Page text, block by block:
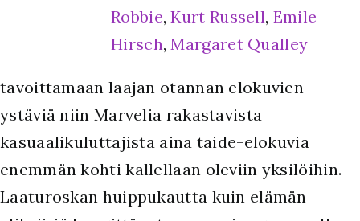
Robbie,Kurt Russell, Emile
Hirsch, Margaret Qualley
tavoittamaan laajan otannan elokuvien
ystäviä niin Marvelia rakastavista
kasuaalikuluttajista aina taide-elokuvia
enemmän kohti kallellaan oleviin yksilöihin.
Laaturoskan huippukautta kuin elämän